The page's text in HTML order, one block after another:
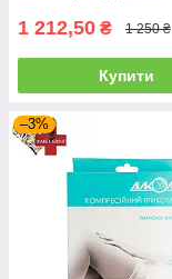
1 212,50 ₴ 1 250 ₴
Купити
–3%